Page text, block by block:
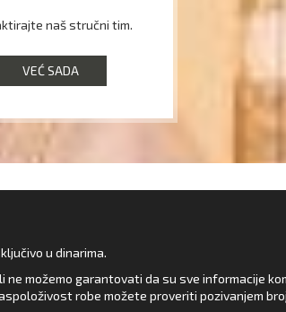
naš stručni tim.
VEĆ SADA
u dinarima.
možemo garantovati da su sve informacije
robe možete proveriti pozivanjem